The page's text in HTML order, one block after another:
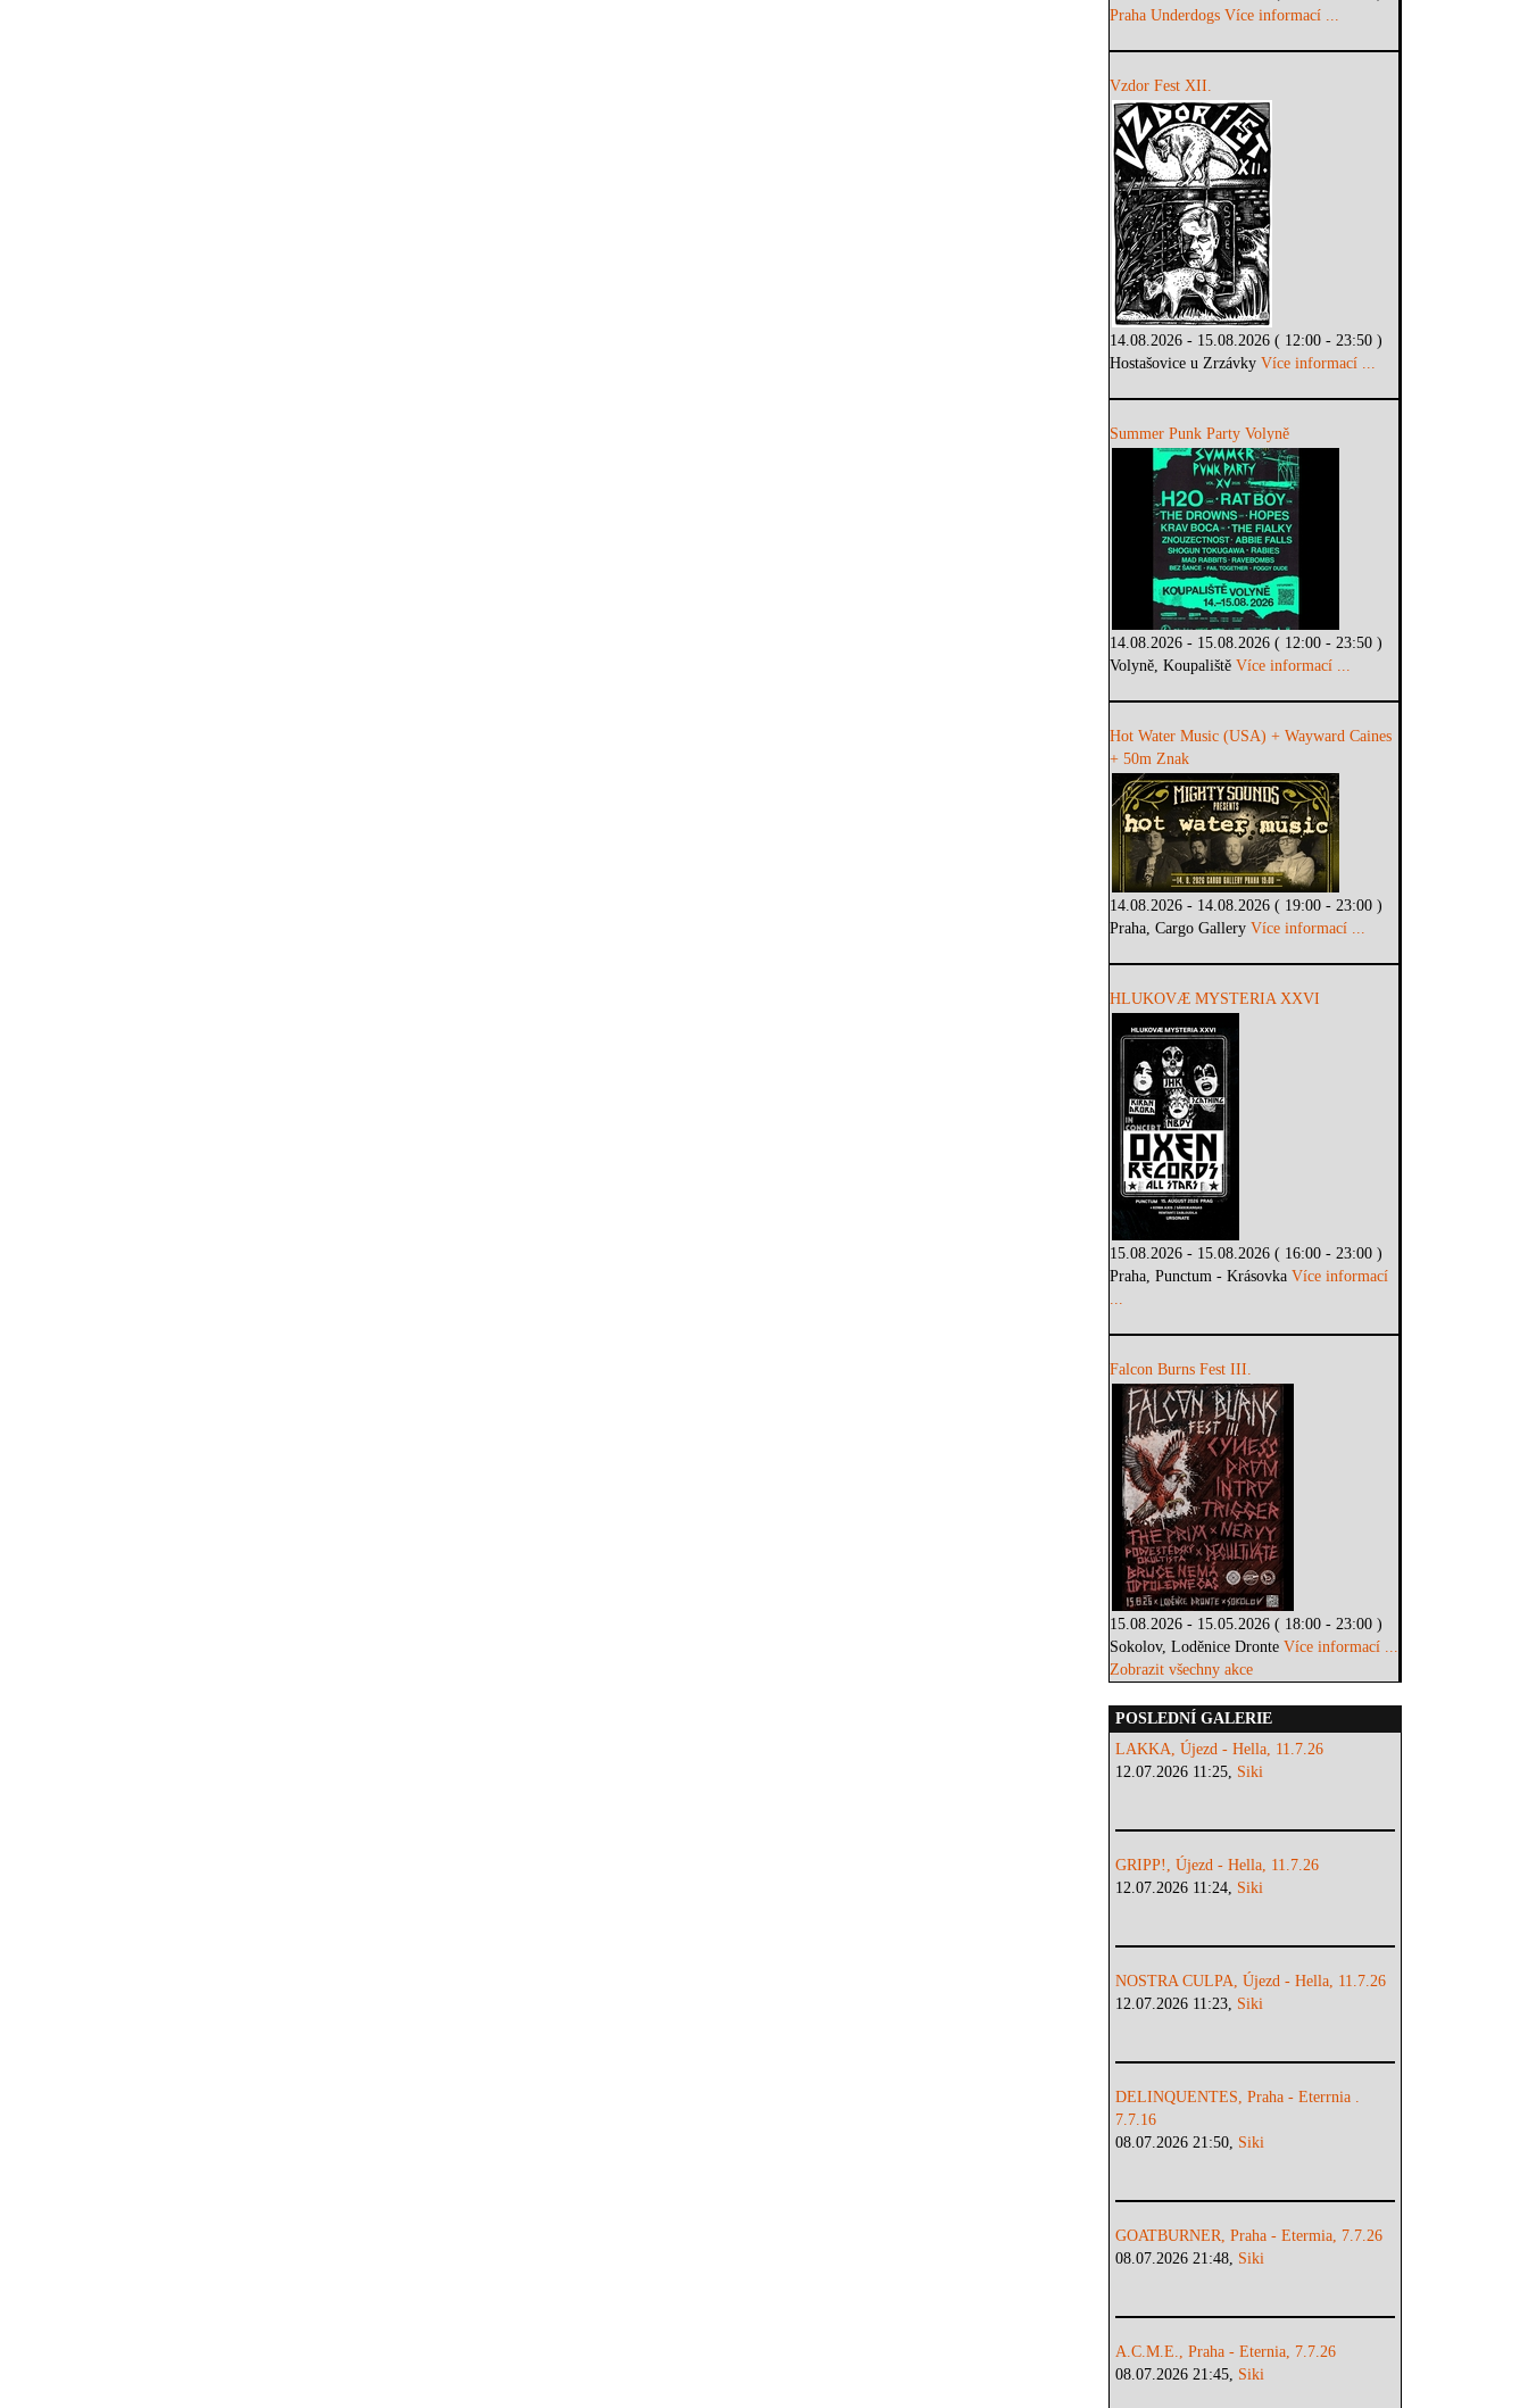
Praha Underdogs Více informací ...
Vzdor Fest XII.
14.08.2026 - 15.08.2026 ( 12:00 - 23:50 )
Hostašovice u ZrzávkyVíce informací ...
Summer Punk Party Volyně
14.08.2026 - 15.08.2026 ( 12:00 - 23:50 )
Volyně, KoupalištěVíce informací ...
Hot Water Music (USA) + Wayward Caines
+ 50m Znak
14.08.2026 - 14.08.2026 ( 19:00 - 23:00 )
Praha, Cargo GalleryVíce informací ...
HLUKOVÆ MYSTERIA XXVI
15.08.2026 - 15.08.2026 ( 16:00 - 23:00 )
Praha, Punctum - KrásovkaVíce informací
...
Falcon Burns Fest III.
15.08.2026 - 15.05.2026 ( 18:00 - 23:00 )
Sokolov, Loděnice DronteVíce informací ...
Zobrazit všechny akce
POSLEDNÍ GALERIE
LAKKA, Újezd - Hella, 11.7.26
12.07.2026 11:25, Siki
GRIPP!, Újezd - Hella, 11.7.26
12.07.2026 11:24, Siki
NOSTRA CULPA, Újezd - Hella, 11.7.26
12.07.2026 11:23, Siki
DELINQUENTES, Praha - Eterrnia .
7.7.16
08.07.2026 21:50, Siki
GOATBURNER, Praha - Etermia, 7.7.26
08.07.2026 21:48, Siki
A.C.M.E., Praha - Eternia, 7.7.26
08.07.2026 21:45, Siki